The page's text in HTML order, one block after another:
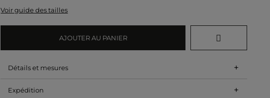
Voir guide des tailles
AJOUTER AU PANIER
Détails et mesures +
Expédition +